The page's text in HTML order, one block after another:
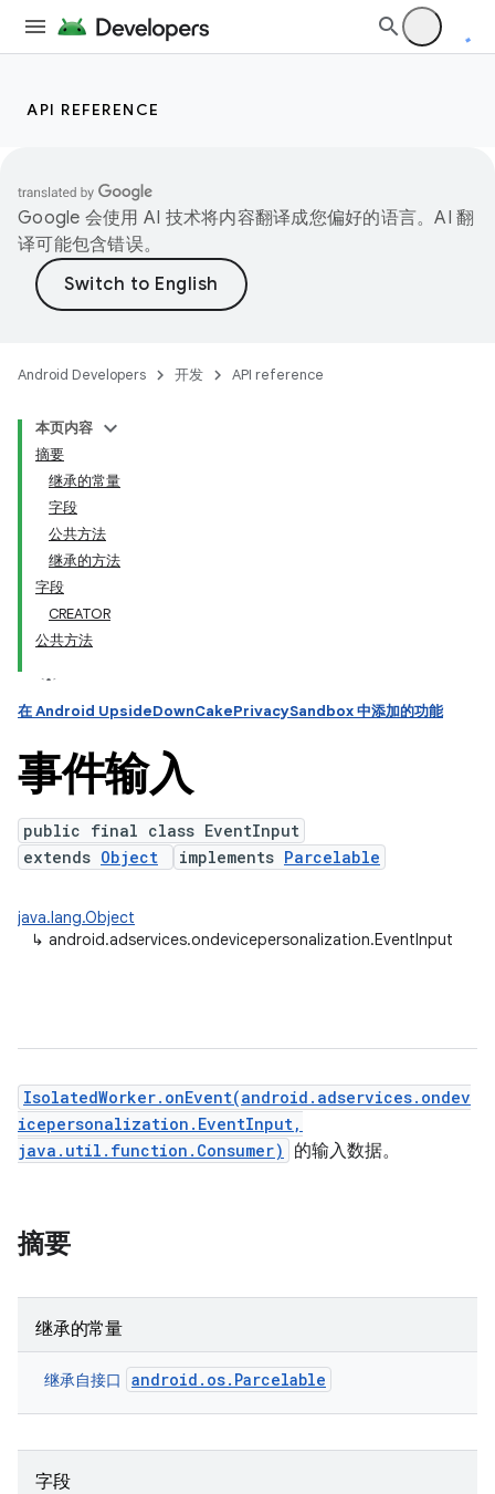
API REFERENCE
Google 会使用 AI 技术将内容翻译成您偏好的语言。AI 翻
译可能包含错误。
Android Developers 开发 API reference
本页内容
摘要
继承的常量
字段
公共方法
继承的方法
字段
CREATOR
公共方法
在 Android UpsideDownCakePrivacySandbox 中添加的功能
事件输入
public final class EventInput
extends Object implements Parcelable
java.lang.Object
↳ android.adservices.ondevicepersonalization.EventInput
IsolatedWorker.onEvent(android.adservices.ondev
icepersonalization.EventInput,
java.util.function.Consumer)
的输入数据。
摘要
继承的常量
继承自接口 android.os.Parcelable
字段